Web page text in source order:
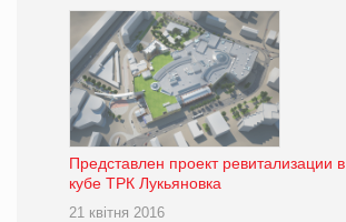
Представлен проект ревитализации в
кубе ТРК Лукьяновка
21 квітня 2016